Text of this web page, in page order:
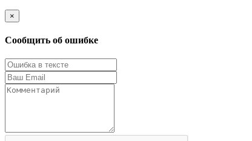
×
Сообщить об ошибке